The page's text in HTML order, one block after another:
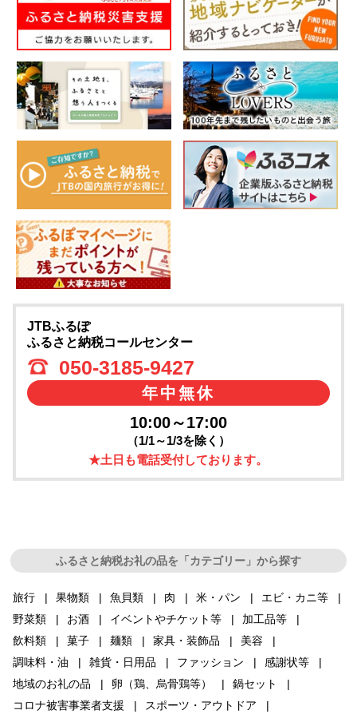
JTBふるぽ
ふるさと納税コールセンター
050-3185-9427
年中無休
10:00～17:00
（1/1～1/3を除く）
★土日も電話受付しております。
ふるさと納税お礼の品を「カテゴリー」から探す
旅行 果物類 魚貝類 肉 米・パン
エビ・カニ等
野菜類
お酒 イベントやチケット等
加工品等
飲料類
菓子 麺類 家具・装飾品
美容
調味料・油
雑貨・日用品 ファッション
感謝状等
地域のお礼の品
卵（鶏、烏骨鶏等）
鍋セット
コロナ被害事業者支援
スポーツ・アウトドア